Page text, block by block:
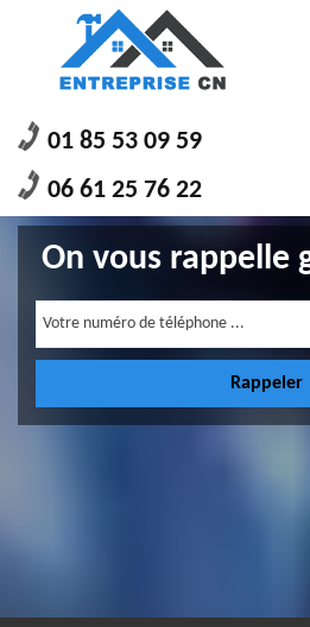
01 85 53 09 59
06 61 25 76 22
On vous rappelle